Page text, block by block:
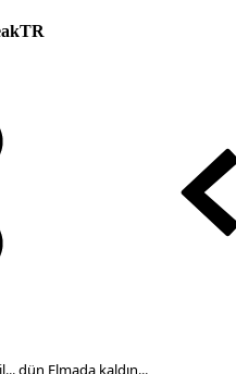
dün Elmada kaldın...